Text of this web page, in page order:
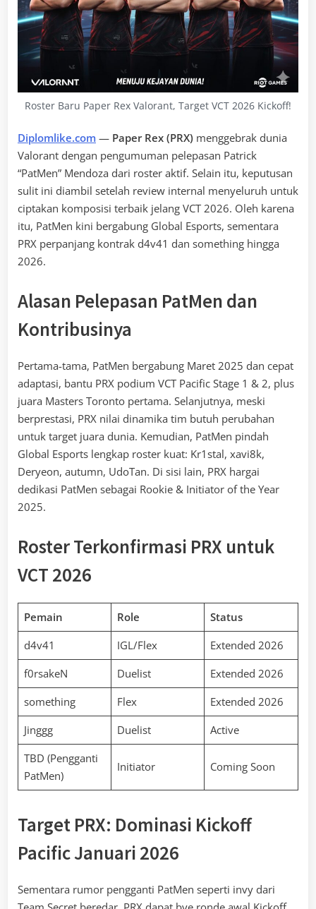
Roster Baru Paper Rex Valorant, Target VCT 2026 Kickoff!
Diplomlike.com — Paper Rex (PRX) menggebrak dunia
Valorant dengan pengumuman pelepasan Patrick
“PatMen” Mendoza dari roster aktif. Selain itu, keputusan
sulit ini diambil setelah review internal menyeluruh untuk
ciptakan komposisi terbaik jelang VCT 2026. Oleh karena
itu, PatMen kini bergabung Global Esports, sementara
PRX perpanjang kontrak d4v41 dan something hingga
2026.
Alasan Pelepasan PatMen dan
Kontribusinya
Pertama-tama, PatMen bergabung Maret 2025 dan cepat
adaptasi, bantu PRX podium VCT Pacific Stage 1 & 2, plus
juara Masters Toronto pertama. Selanjutnya, meski
berprestasi, PRX nilai dinamika tim butuh perubahan
untuk target juara dunia. Kemudian, PatMen pindah
Global Esports lengkap roster kuat: Kr1stal, xavi8k,
Deryeon, autumn, UdoTan. Di sisi lain, PRX hargai
dedikasi PatMen sebagai Rookie & Initiator of the Year
2025.
Roster Terkonfirmasi PRX untuk
VCT 2026
Pemain Role
Status
d4v41
IGL/Flex
Extended 2026
f0rsakeN
Duelist
Extended 2026
something
Flex
Extended 2026
Jinggg
Duelist
Active
TBD (Pengganti
PatMen)
Initiator Coming Soon
Target PRX: Dominasi Kickoff
Pacific Januari 2026
Sementara rumor pengganti PatMen seperti invy dari